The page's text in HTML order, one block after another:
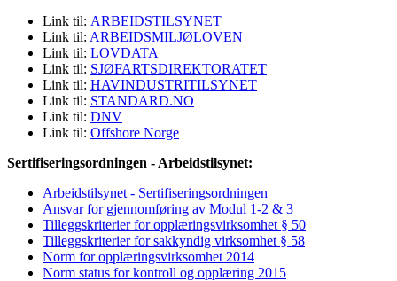
Link til: ARBEIDSTILSYNET
Link til: ARBEIDSMILJØLOVEN
Link til: LOVDATA
Link til: SJØFARTSDIREKTORATET
Link til: HAVINDUSTRITILSYNET
Link til: STANDARD.NO
Link til: DNV
Link til: Offshore Norge
Sertifiseringsordningen - Arbeidstilsynet:
Arbeidstilsynet - Sertifiseringsordningen
Ansvar for gjennomføring av Modul 1-2 & 3
Tilleggskriterier for opplæringsvirksomhet § 50
Tilleggskriterier for sakkyndig virksomhet § 58
Norm for opplæringsvirksomhet 2014
Norm status for kontroll og opplæring 2015